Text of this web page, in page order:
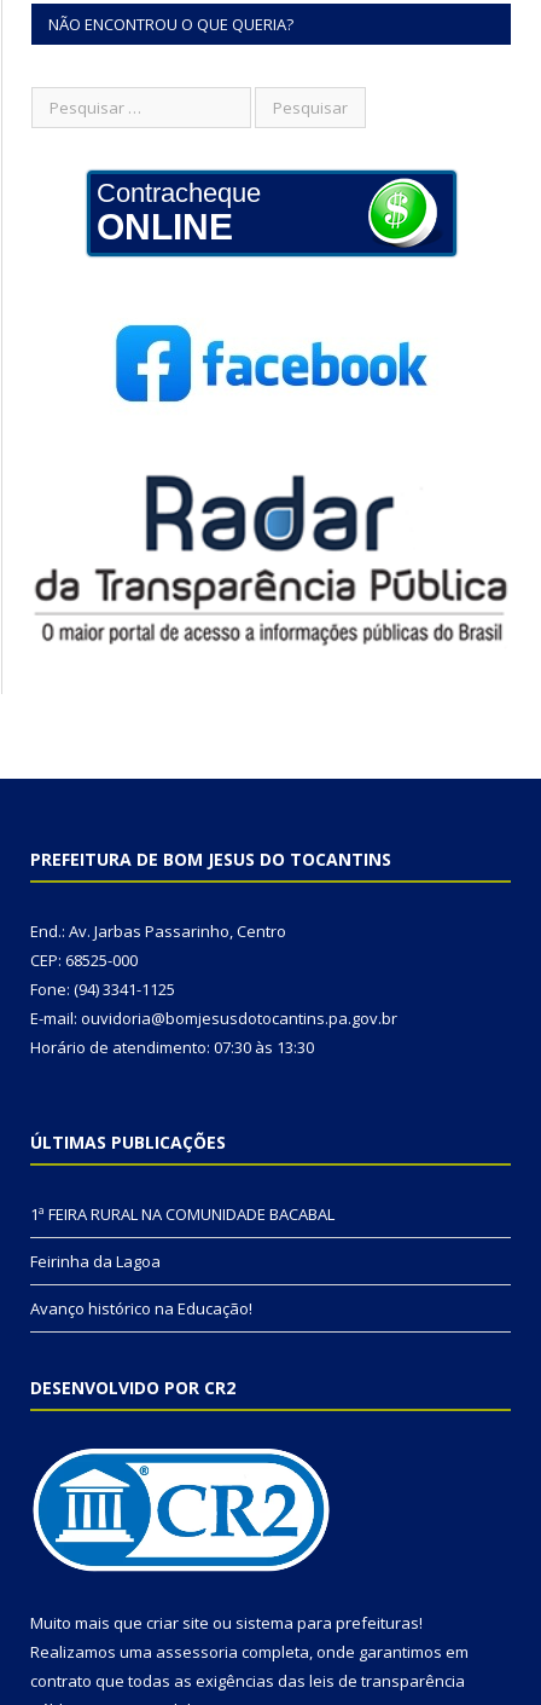
NÃO ENCONTROU O QUE QUERIA?
Contracheque
ONLINE
PREFEITURA DE BOM JESUS DO TOCANTINS
End.: Av. Jarbas Passarinho, Centro
CEP: 68525-000
Fone: (94) 3341-1125
E-mail: ouvidoria@bomjesusdotocantins.pa.gov.br
Horário de atendimento: 07:30 às 13:30
ÚLTIMAS PUBLICAÇÕES
1ª FEIRA RURAL NA COMUNIDADE BACABAL
Feirinha da Lagoa
Avanço histórico na Educação!
DESENVOLVIDO POR CR2
Muito mais que criar site ou sistema para prefeituras!
Realizamos uma assessoria completa, onde garantimos em
contrato que todas as exigências das leis de transparência